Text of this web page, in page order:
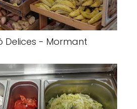
Delices - Mormant